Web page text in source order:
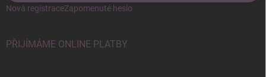
Nová registraceZapomenuté heslo
PŘIJÍMÁME ONLINE PLATBY